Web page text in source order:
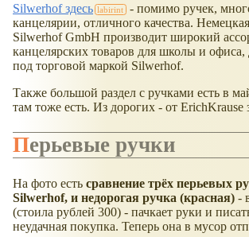
Silwerhof здесь
- помимо ручек,
канцелярии, отличного качества.
Silwerhof GmbH производит широкий
канцелярских товаров для школы и офиса,
под торговой маркой Silwerhof.
Также большой раздел с ручками есть в
там тоже есть. Из дорогих - от ErichKrause
Перьевые ручки
На фото есть сравнение трёх перьевых
Silwerhof, и недорогая ручка (красная) -
(стоила рублей 300) - пачкает руки и
неудачная покупка. Теперь она в мусор